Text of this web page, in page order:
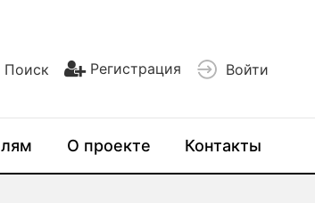
Поиск Регистрация Войти
О проекте Контакты